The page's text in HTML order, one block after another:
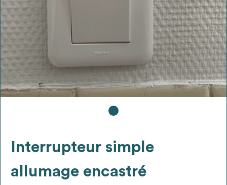
4
Ajouter les matériaux intéressants à "ma
liste"
Transmettre sa liste de manifestation
d'intérêt pour les matériaux
sélectionnés
Exporter sa liste et ses fiches produits
Interrupteur simple
allumage encastré